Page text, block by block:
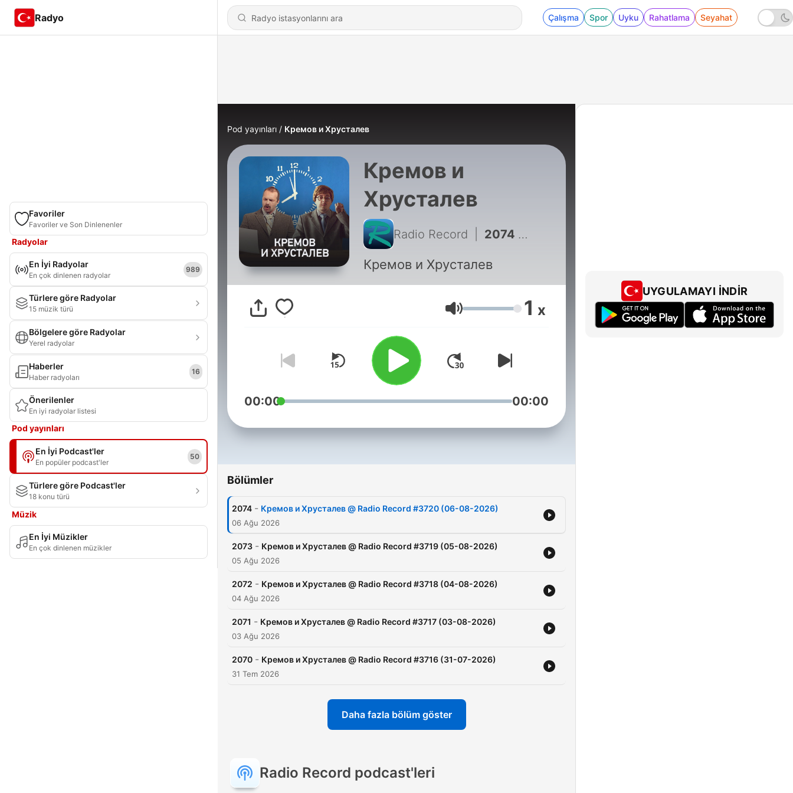
Radyo Çalışma Spor Uyku Rahatlama Seyahat
Favoriler
Favoriler ve Son Dinlenenler
Radyolar
En İyi Radyolar
En çok dinlenen radyolar
989
Türlere göre Radyolar
15 müzik türü
Bölgelere göre Radyolar
Yerel radyolar
Haberler
Haber radyoları
16
Önerilenler
En iyi radyolar listesi
Pod yayınları
En İyi Podcast'ler
En popüler podcast'ler
50
Türlere göre Podcast'ler
18 konu türü
Müzik
En İyi Müzikler
En çok dinlenen müzikler
Pod yayınları Кремов и Хрусталев
Кремов и
Хрусталев
Radio Record 2074 - Кремов и Хрусталев @ Radio Record #3720 (06-08-2026)
Кремов и Хрусталев
Ses 1 x
00:00 00:00
Bölümler
2074 - Кремов и Хрусталев @ Radio Record #3720 (06-08-2026)
06 Ağu 2026
2073 - Кремов и Хрусталев @ Radio Record #3719 (05-08-2026)
05 Ağu 2026
2072 - Кремов и Хрусталев @ Radio Record #3718 (04-08-2026)
04 Ağu 2026
2071 - Кремов и Хрусталев @ Radio Record #3717 (03-08-2026)
03 Ağu 2026
2070 - Кремов и Хрусталев @ Radio Record #3716 (31-07-2026)
31 Tem 2026
Daha fazla bölüm göster
Radio Record podcast'leri
UYGULAMAYI İNDIR